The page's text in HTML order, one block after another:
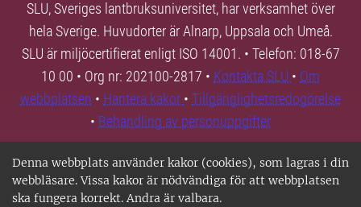
Denna webbplats använder kakor (cookies), som lagras i din
webbläsare. Vissa kakor är nödvändiga för att webbplatsen
ska fungera korrekt. Andra är valbara.
SLU, Sveriges lantbruksuniversitet, har verksamhet över
hela Sverige. Huvudorter är Alnarp, Uppsala och Umeå.
SLU är miljöcertifierat enligt ISO 14001. • Telefon: 018-67
10 00 • Org nr: 202100-2817 • Kontakta SLU • Om
webbplatsen • Hantera kakor • Tillgänglighetsredogörelse
• Behandling av personuppgifter